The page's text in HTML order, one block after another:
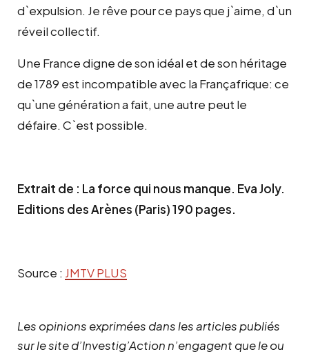
d`expulsion. Je rêve pour ce pays que j`aime, d`un
réveil collectif.
Une France digne de son idéal et de son héritage
de 1789 est incompatible avec la Françafrique: ce
qu`une génération a fait, une autre peut le
défaire. C`est possible.
Extrait de : La force qui nous manque. Eva Joly.
Editions des Arènes (Paris) 190 pages.
Source : JMTV PLUS
Les opinions exprimées dans les articles publiés
sur le site d’Investig’Action n’engagent que le ou